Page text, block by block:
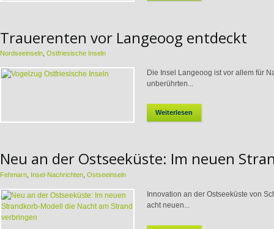
Trauerenten vor Langeoog entdeckt
Nordseeinseln Ostfriesische Inseln
Die Insel Langeoog ist vor allem für
unberührten...
Weiterlesen
Neu an der Ostseeküste: Im neuen
Fehmarn Insel-Nachrichten Ostseeinseln
Innovation an der Ostseeküste von
acht neuen...